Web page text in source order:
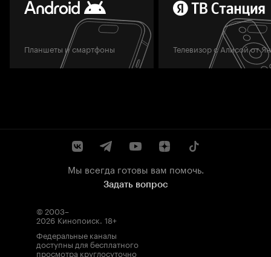
Планшеты и смартфоны Телевизор с Алисой от
Мы всегда готовы вам помочь.
Задать вопрос
© 2003–
2026 Кинопоиск. 18+
Федеральные каналы
доступны для бесплатного
просмотра круглосуточно